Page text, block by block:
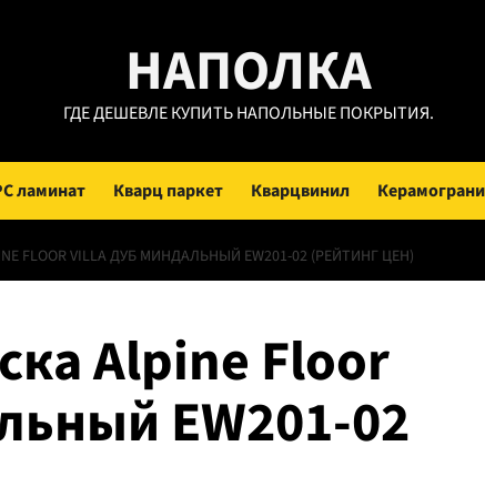
НАПОЛКА
ГДЕ ДЕШЕВЛЕ КУПИТЬ НАПОЛЬНЫЕ ПОКРЫТИЯ.
ламинат Кварц паркет Кварцвинил
FLOOR VILLA ДУБ МИНДАЛЬНЫЙ EW201-02 (РЕЙТИНГ ЦЕН)
Alpine Floor
EW201-02